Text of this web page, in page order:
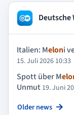
Deutsche
Italien: Meloni
15. Juli 2026 10:33
Spott über M
Unmut 19. Juni
Older news